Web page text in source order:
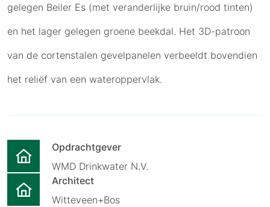
gelegen Beiler Es (met veranderlijke bruin/rood tinten)
en het lager gelegen groene beekdal. Het 3D-patroon
van de cortenstalen gevelpanelen verbeeldt bovendien
het reliëf van een wateroppervlak.
Opdrachtgever
WMD Drinkwater N.V.
Architect
Witteveen+Bos